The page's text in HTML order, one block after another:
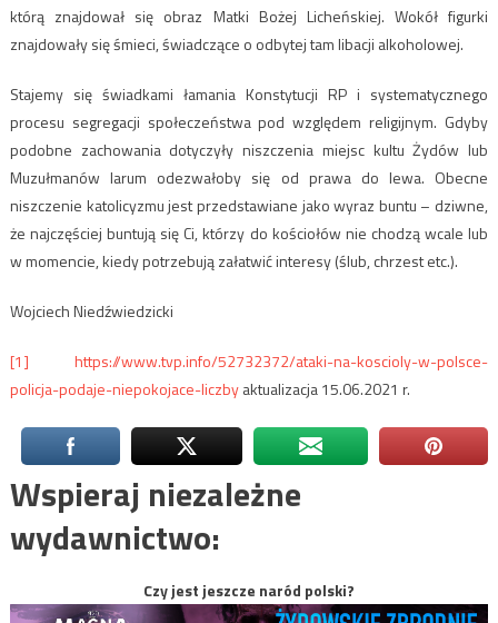
którą znajdował się obraz Matki Bożej Licheńskiej. Wokół figurki
znajdowały się śmieci, świadczące o odbytej tam libacji alkoholowej.
Stajemy się świadkami łamania Konstytucji RP i systematycznego
procesu segregacji społeczeństwa pod względem religijnym. Gdyby
podobne zachowania dotyczyły niszczenia miejsc kultu Żydów lub
Muzułmanów larum odezwałoby się od prawa do lewa. Obecne
niszczenie katolicyzmu jest przedstawiane jako wyraz buntu – dziwne,
że najczęściej buntują się Ci, którzy do kościołów nie chodzą wcale lub
w momencie, kiedy potrzebują załatwić interesy (ślub, chrzest etc.).
Wojciech Niedźwiedzicki
[1]
https://www.tvp.info/52732372/ataki-na-koscioly-w-polsce-
policja-podaje-niepokojace-liczbyaktualizacja 15.06.2021 r.
Wspieraj niezależne
wydawnictwo:
Czy jest jeszcze naród polski?